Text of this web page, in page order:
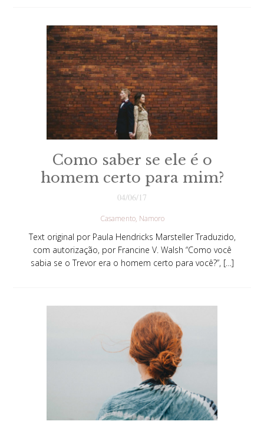
Como saber se ele é o
homem certo para mim?
04/06/17
Casamento Namoro
Text original por Paula Hendricks Marsteller Traduzido,
com autorização, por Francine V. Walsh “Como você
sabia se o Trevor era o homem certo para você?”, […]